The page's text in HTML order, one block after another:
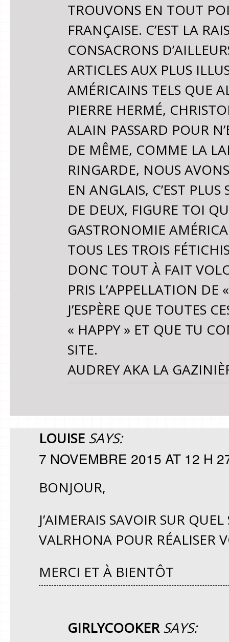
TROUVONS EN TOUT
FRANÇAISE. C’EST LA
CONSACRONS
ARTICLES AUX PLUS
AMÉRICAINS TELS QUE
PIERRE HERMÉ,
ALAIN PASSARD POUR
DE MÊME, COMME LA
RINGARDE, NOUS
EN ANGLAIS, C’EST PLUS
DE DEUX, FIGURE TOI
GASTRONOMIE
TOUS LES TROIS
DONC TOUT À FAIT
PRIS L’APPELLATION
J’ESPÈRE QUE TOUTES
« HAPPY » ET QUE TU
SITE.
AUDREY AKA LA
LOUISE SAYS:
7 NOVEMBRE 2015 AT 12 H
BONJOUR,
J’AIMERAIS SAVOIR SUR
VALRHONA POUR RÉALISER
MERCI ET À BIENTÔT
GIRLYCOOKER SAYS: